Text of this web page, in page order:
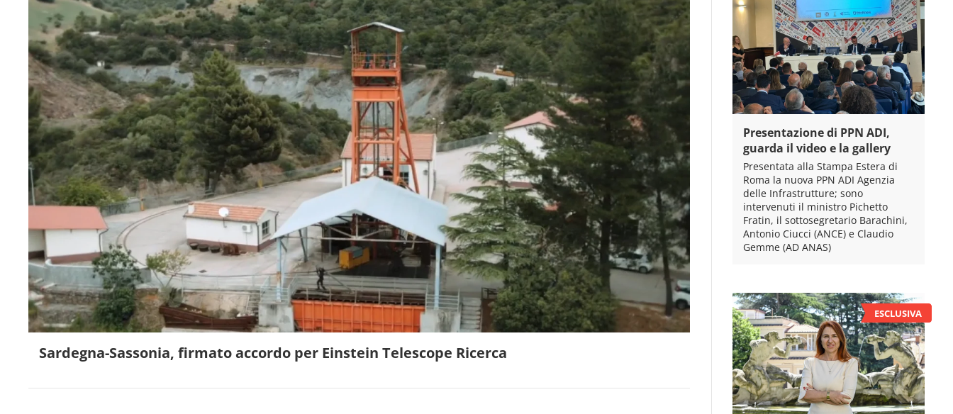
Sardegna-Sassonia, firmato accordo per Einstein Telescope Ricerca
Presentazione di PPN ADI,
guarda il video e la gallery
Presentata alla Stampa Estera di
Roma la nuova PPN ADI Agenzia
delle Infrastrutture; sono
intervenuti il ministro Pichetto
Fratin, il sottosegretario Barachini,
Antonio Ciucci (ANCE) e Claudio
Gemme (AD ANAS)